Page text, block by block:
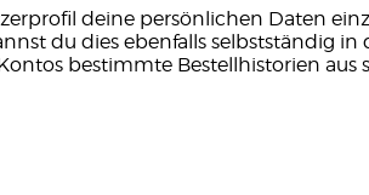
deine persönlichen Daten
du dies ebenfalls selbstständig
bestimmte Bestellhistorien